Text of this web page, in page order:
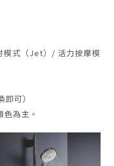
模式 （Jet）/ 活力按摩模
可）
為主。